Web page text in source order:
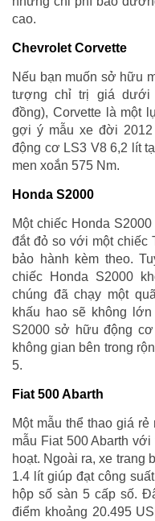
cao.
Chevrolet Corvette
Nếu bạn muốn sở hữu
tượng chỉ trị giá dưới
đồng), Corvette là một
gợi ý mẫu xe đời
động cơ LS3 V8 6,2 lít
men xoắn 575 Nm.
Honda S2000
Một chiếc Honda
đắt đỏ so với một chiếc
bảo hành kèm theo.
chiếc Honda S2000
chúng đã chạy một
khấu hao sẽ không
S2000 sở hữu động
không gian bên trong
5.
Fiat 500 Abarth
Một mẫu thể thao giá
mẫu Fiat 500 Abarth
hoạt. Ngoài ra, xe trang
1.4 lít giúp đạt công
hộp số sàn 5 cấp số.
điểm khoảng 20.495